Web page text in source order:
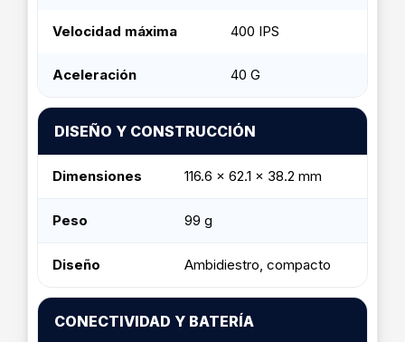
Velocidad máxima 400 IPS
Aceleración 40 G
DISEÑO Y CONSTRUCCIÓN
Dimensiones 116.6 x 62.1 x 38.2 mm
Peso 99 g
Diseño Ambidiestro, compacto
CONECTIVIDAD Y BATERÍA